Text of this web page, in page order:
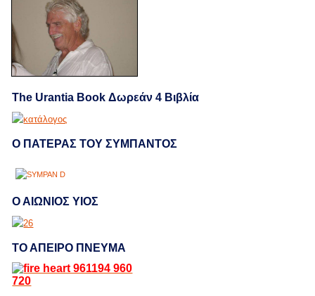
The Urantia Book Δωρεάν 4 Βιβλία
Ο ΠΑΤΕΡΑΣ ΤΟΥ ΣΥΜΠΑΝΤΟΣ
Ο ΑΙΩΝΙΟΣ ΥΙΟΣ
ΤΟ ΑΠΕΙΡΟ ΠΝΕΥΜΑ